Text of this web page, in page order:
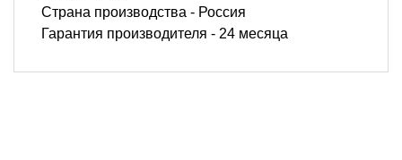
Страна производства - Россия
Гарантия производителя - 24 месяца